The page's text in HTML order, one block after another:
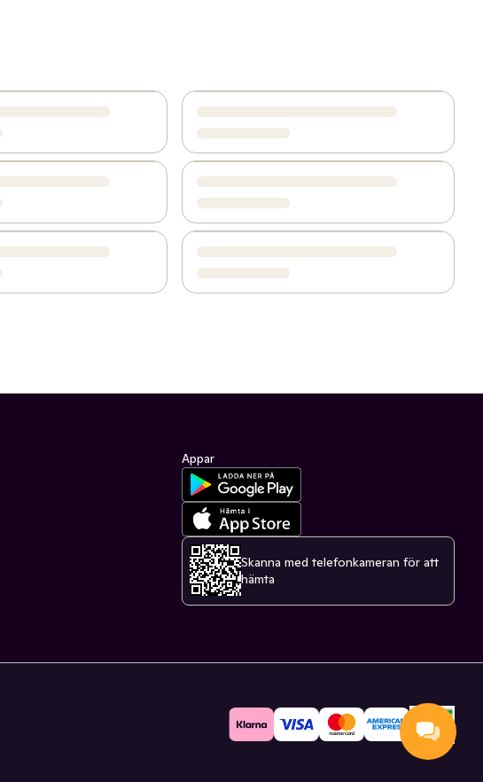
Appar
Skanna med telefonkameran för att
hämta